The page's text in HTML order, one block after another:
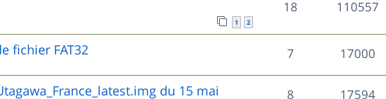
s
e
p
s
e
1 2
18R
é
110557V
u
fichier FAT32 7R
é
17000V
u
du 15 mai 8R
17594V